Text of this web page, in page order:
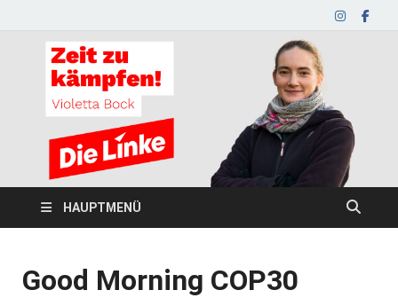
HAUPTMENÜ
Good Morning COP30